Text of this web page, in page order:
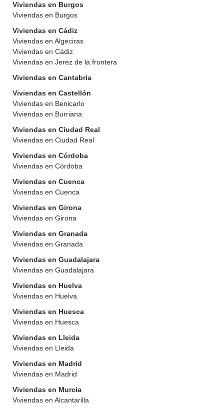
Viviendas en Burgos
Viviendas en Burgos
Viviendas en Cádiz
Viviendas en Algeciras
Viviendas en Cádiz
Viviendas en Jerez de la frontera
Viviendas en Cantabria
Viviendas en Castellón
Viviendas en Benicarlo
Viviendas en Burriana
Viviendas en Ciudad Real
Viviendas en Ciudad Real
Viviendas en Córdoba
Viviendas en Córdoba
Viviendas en Cuenca
Viviendas en Cuenca
Viviendas en Girona
Viviendas en Girona
Viviendas en Granada
Viviendas en Granada
Viviendas en Guadalajara
Viviendas en Guadalajara
Viviendas en Huelva
Viviendas en Huelva
Viviendas en Huesca
Viviendas en Huesca
Viviendas en Lleida
Viviendas en Lleida
Viviendas en Madrid
Viviendas en Madrid
Viviendas en Murcia
Viviendas en Alcantarilla